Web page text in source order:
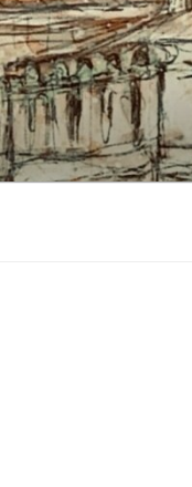
Przejdź
do
treści